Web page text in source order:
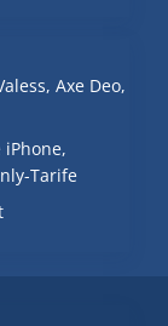
Axe Deo,
Tarife